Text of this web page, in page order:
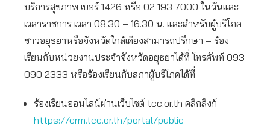
บริการสุขภาพ เบอร์ 1426 หรือ 02 193 7000 ในวันและ
เวลาราชการ เวลา 08.30 – 16.30 น. และสำหรับผู้บริโภค
ชาวอยุธยาหรือจังหวัดใกล้เคียงสามารถปรึกษา – ร้อง
เรียนกับหน่วยงานประจำจังหวัดอยุธยาได้ที่ โทรศัพท์ 093
090 2333 หรือร้องเรียนกับสภาผู้บริโภคได้ที่
ร้องเรียนออนไลน์ผ่านเว็บไซต์ tcc.or.th คลิกลิงก์
https://crm.tcc.or.th/portal/public